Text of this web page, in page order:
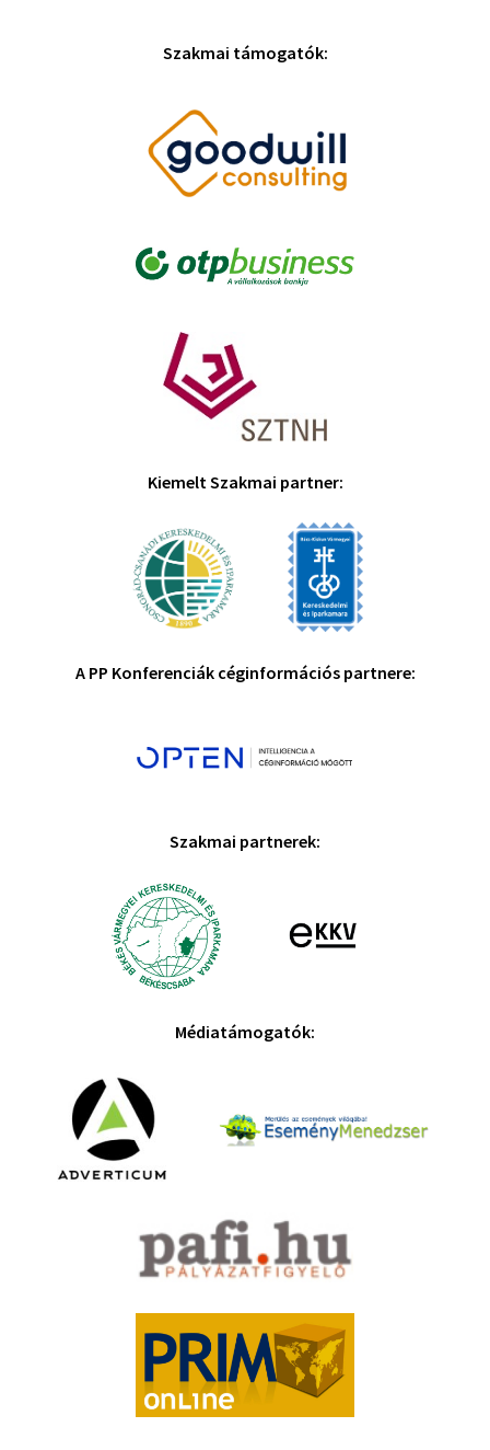
Szakmai támogatók:
Kiemelt Szakmai partner:
A PP Konferenciák céginformációs partnere:
Szakmai partnerek:
Médiatámogatók: